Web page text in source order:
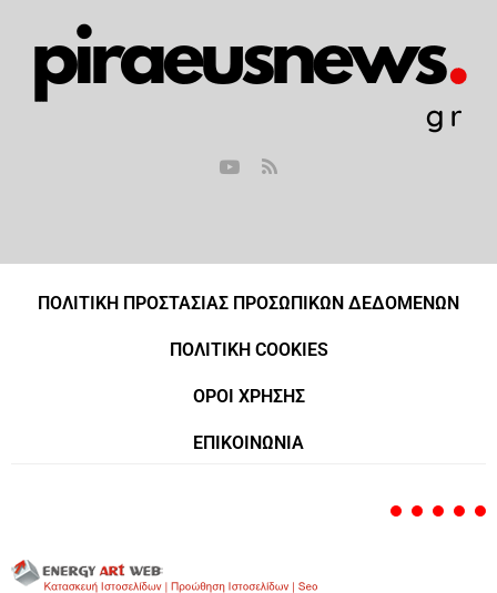
ΠΟΛΙΤΙΚΗ ΠΡΟΣΤΑΣΙΑΣ ΠΡΟΣΩΠΙΚΩΝ ΔΕΔΟΜΕΝΩΝ
ΠΟΛΙΤΙΚΗ COOKIES
ΟΡΟΙ ΧΡΗΣΗΣ
ΕΠΙΚΟΙΝΩΝΙΑ